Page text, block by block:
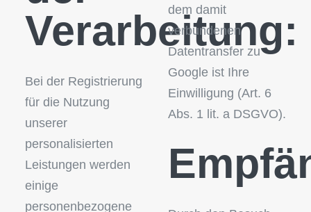
Verarbeitung:
Bei der Registrierung
für die Nutzung
unserer
personalisierten
Leistungen werden
einige
personenbezogene
dem damit
verbundenen
Datentransfer zu
Google ist Ihre
Einwilligung (Art. 6
Abs. 1 lit. a DSGVO).